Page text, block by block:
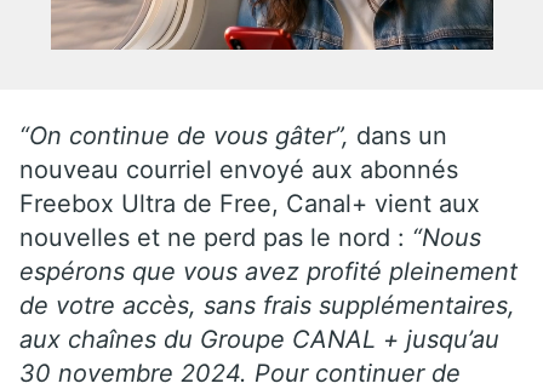
“On continue de vous gâter”, dans un
nouveau courriel envoyé aux abonnés
Freebox Ultra de Free, Canal+ vient aux
nouvelles et ne perd pas le nord : “Nous
espérons que vous avez profité pleinement
de votre accès, sans frais supplémentaires,
aux chaînes du Groupe CANAL + jusqu’au
30 novembre 2024. Pour continuer de